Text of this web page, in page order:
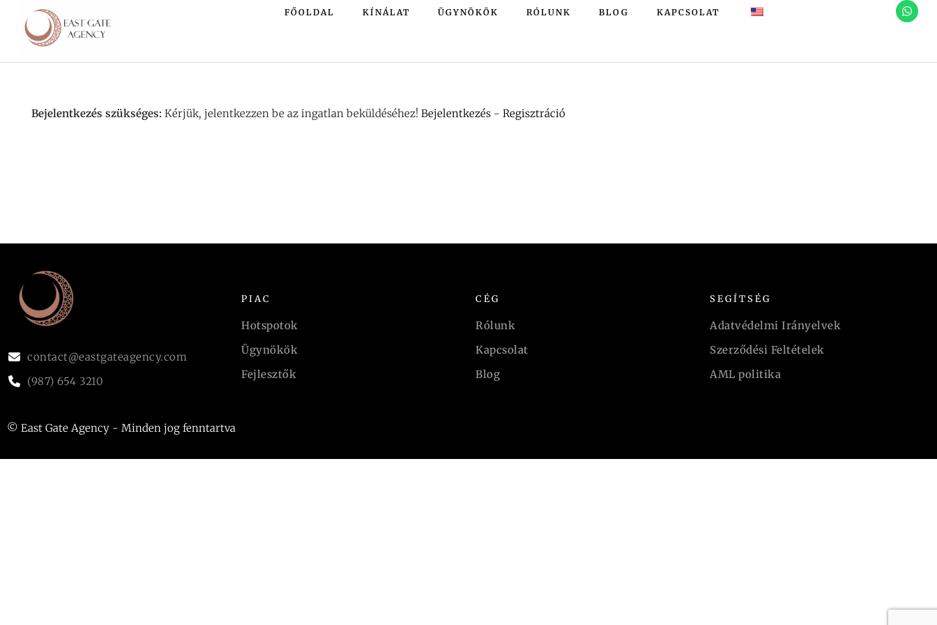
FŐOLDAL KÍNÁLAT ÜGYNÖKÖK RÓLUNK BLOG KAPCSOLAT
Bejelentkezés szükséges: Kérjük, jelentkezzen be az ingatlan beküldéséhez! Bejelentkezés - Regisztráció
contact@eastgateagency.com
(987) 654 3210
PIAC
Hotspotok
Ügynökök
Fejlesztők
CÉG
Rólunk
Kapcsolat
Blog
SEGÍTSÉG
Adatvédelmi Irányelvek
Szerződési Feltételek
AML politika
© East Gate Agency - Minden jog fenntartva